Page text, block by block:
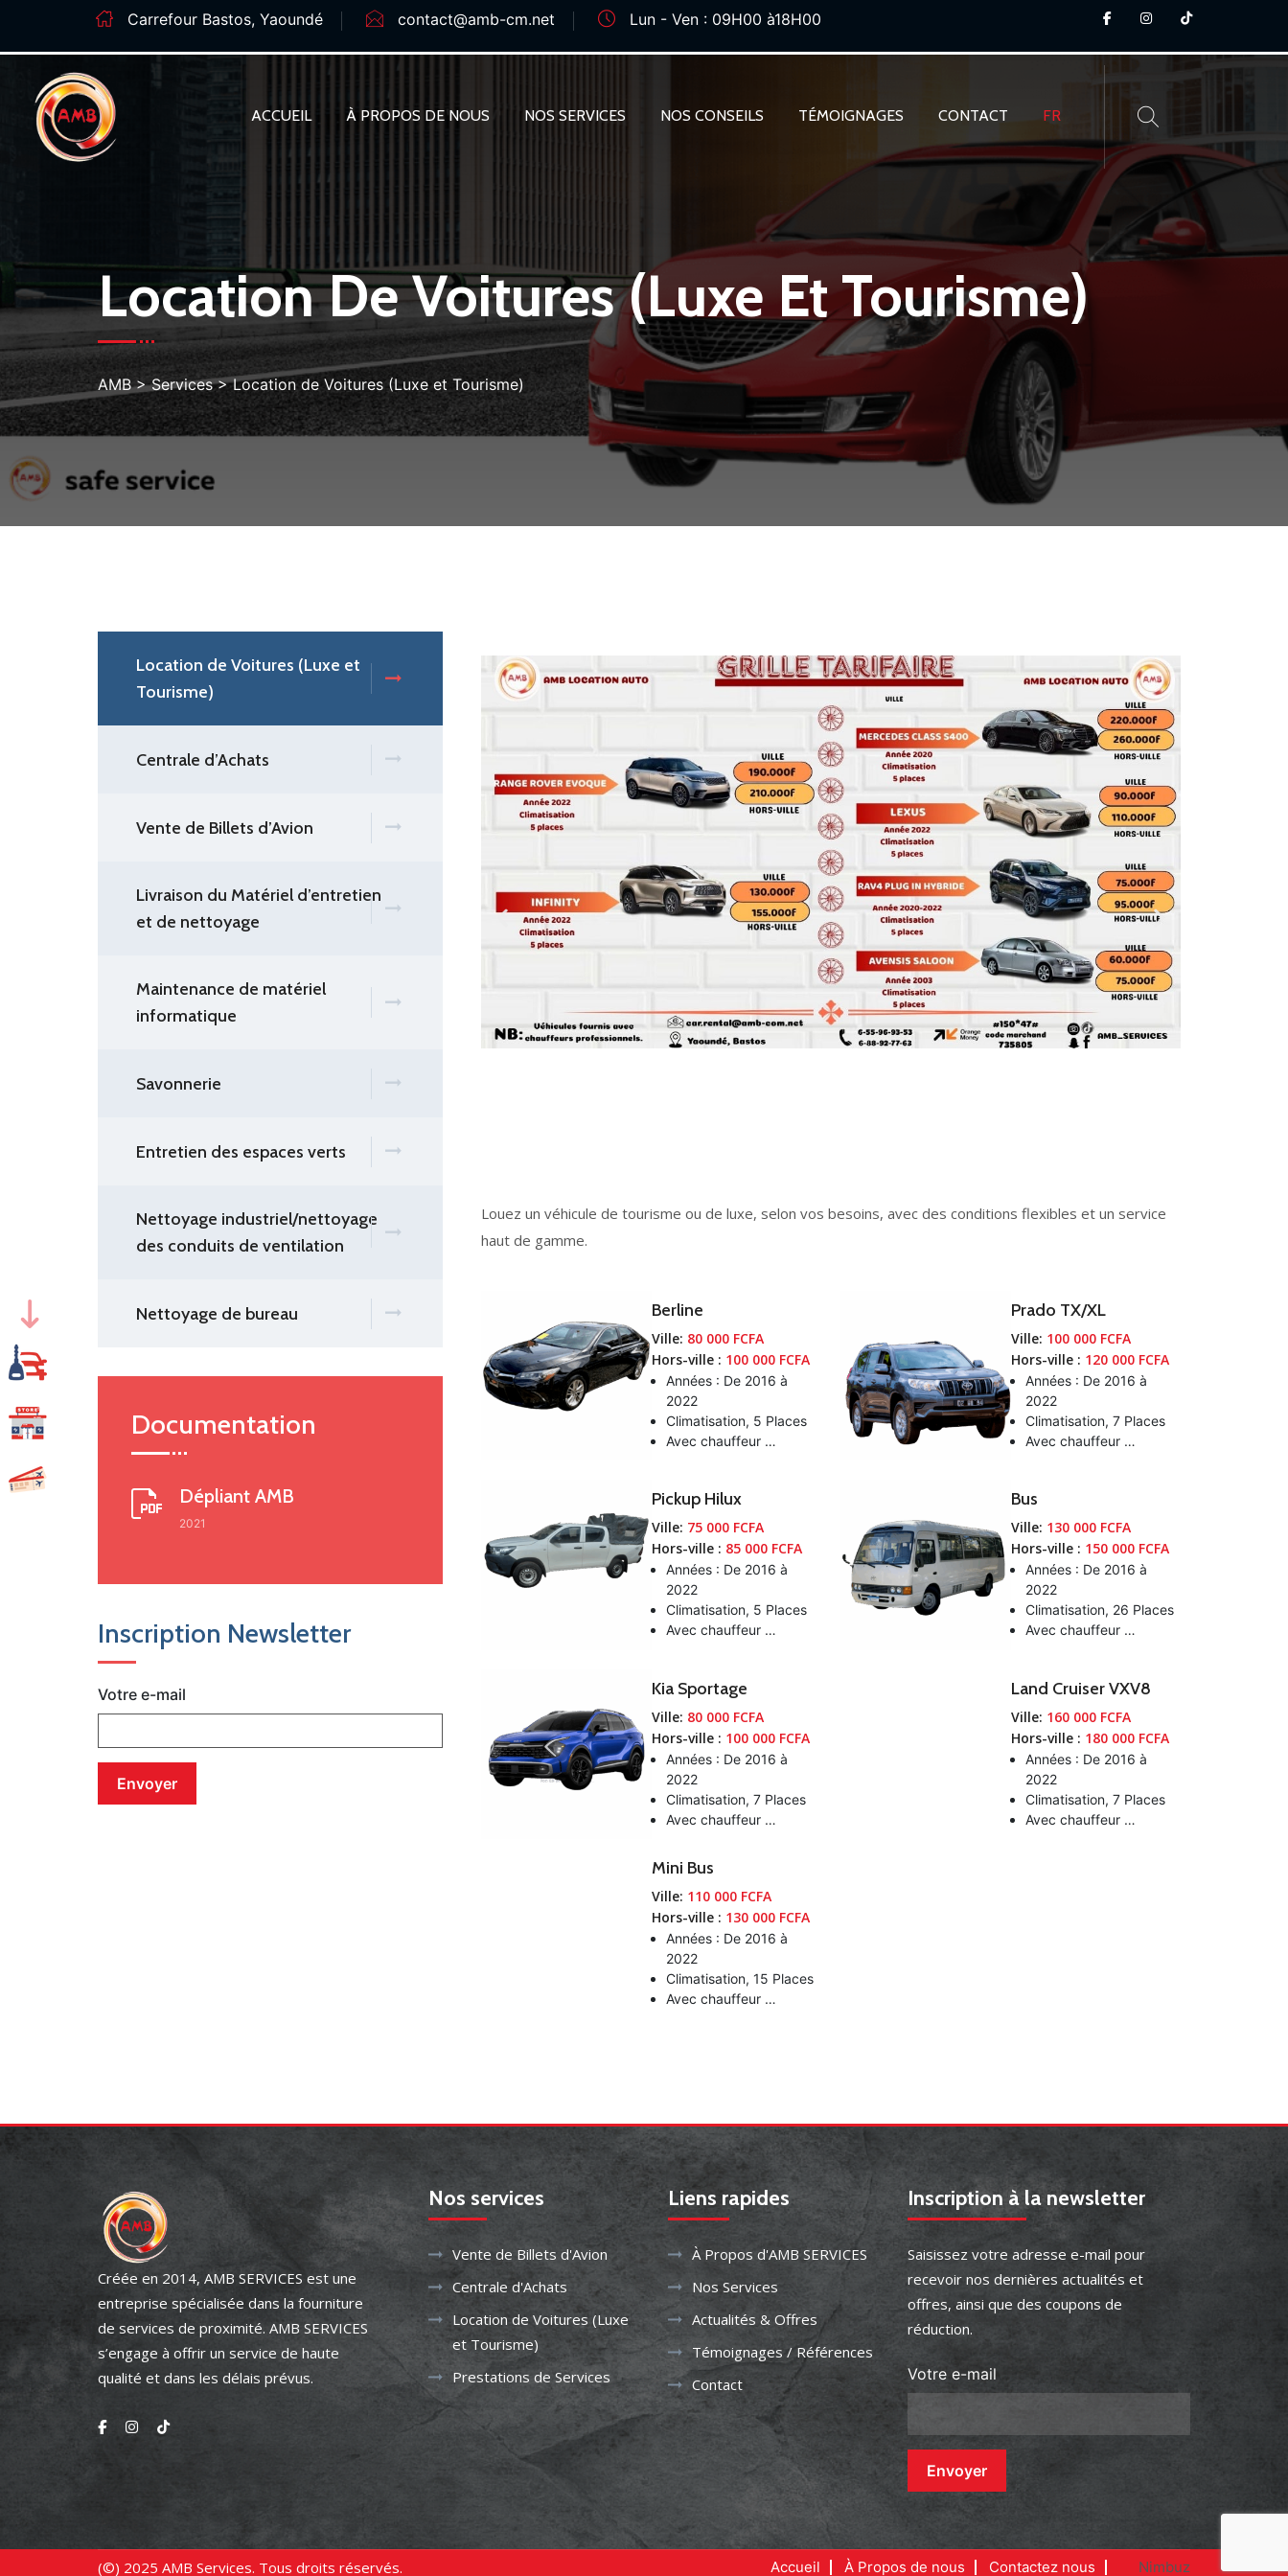
Carrefour Bastos, Yaoundé contact@amb-cm.net Lun - Ven : 09H00 à18H00
ACCUEIL À PROPOS DE NOUS NOS SERVICES NOS CONSEILS TÉMOIGNAGES CONTACT FR
Location De Voitures (Luxe Et Tourisme)
AMB>Services>Location de Voitures (Luxe et Tourisme)
Location de Voitures (Luxe et
Tourisme)
Centrale d’Achats
Vente de Billets d’Avion
Livraison du Matériel d’entretien
et de nettoyage
Maintenance de matériel
informatique
Savonnerie
Entretien des espaces verts
Nettoyage industriel/nettoyage
des conduits de ventilation
Nettoyage de bureau
Documentation
Dépliant AMB
2021
Inscription Newsletter
Votre e-mail
Louez un véhicule de tourisme ou de luxe, selon vos besoins, avec des conditions flexibles et un service
haut de gamme.
Berline
Ville: 80 000 FCFA
Hors-ville : 100 000 FCFA
Années : De 2016 à
2022
Climatisation, 5 Places
Avec chauffeur …
Prado TX/XL
Ville: 100 000 FCFA
Hors-ville : 120 000 FCFA
Années : De 2016 à
2022
Climatisation, 7 Places
Avec chauffeur …
Pickup Hilux
Ville: 75 000 FCFA
Hors-ville : 85 000 FCFA
Années : De 2016 à
2022
Climatisation, 5 Places
Avec chauffeur …
Bus
Ville: 130 000 FCFA
Hors-ville : 150 000 FCFA
Années : De 2016 à
2022
Climatisation, 26 Places
Avec chauffeur …
Kia Sportage
Ville: 80 000 FCFA
Hors-ville : 100 000 FCFA
Années : De 2016 à
2022
Climatisation, 7 Places
Avec chauffeur …
Land Cruiser VXV8
Ville: 160 000 FCFA
Hors-ville : 180 000 FCFA
Années : De 2016 à
2022
Climatisation, 7 Places
Avec chauffeur …
Mini Bus
Ville: 110 000 FCFA
Hors-ville : 130 000 FCFA
Années : De 2016 à
2022
Climatisation, 15 Places
Avec chauffeur …
Créée en 2014, AMB SERVICES est une
entreprise spécialisée dans la fourniture
de services de proximité. AMB SERVICES
s’engage à offrir un service de haute
qualité et dans les délais prévus.
Nos services
Vente de Billets d'Avion
Centrale d'Achats
Location de Voitures (Luxe
et Tourisme)
Prestations de Services
Liens rapides
À Propos d'AMB SERVICES
Nos Services
Actualités & Offres
Témoignages / Références
Contact
Inscription à la newsletter
Saisissez votre adresse e-mail pour
recevoir nos dernières actualités et
offres, ainsi que des coupons de
réduction.
Votre e-mail
(©) 2025 AMB Services. Tous droits réservés. Accueil À Propos de nous Contactez nous Nimbuz